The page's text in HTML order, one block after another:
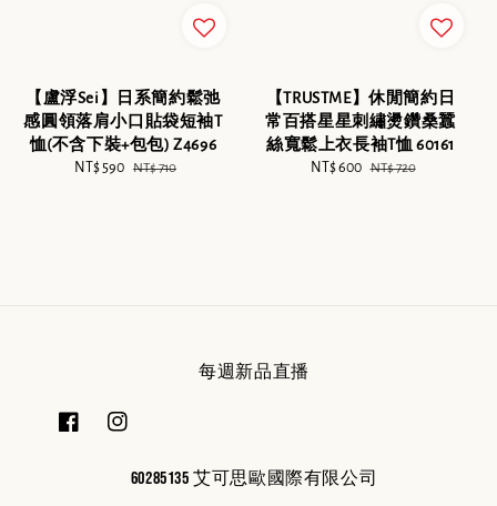
【盧浮Sei】日系簡約鬆弛
感圓領落肩小口貼袋短袖T
恤(不含下裝+包包) Z4696
Sale
NT$ 590 Regular
NT$ 710
【TRUSTME】休閒簡約日
常百搭星星刺繡燙鑽桑蠶
絲寬鬆上衣長袖T恤 60161
Sale
NT$ 600 Regular
NT$ 720
每週新品直播
60285135 艾可思歐國際有限公司